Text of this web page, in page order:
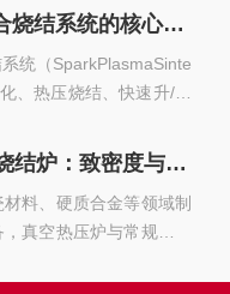
结合功能原理，深度解
。一、真空系统：营造
1800℃以上）、真空要
行中易出现钨带烧断、
控制系统漂移等典型故
续性。通过对故障机理
。钨带烧断是最常见且
氧极敏感，若炉内...
SPS放电等离子混合烧结系统的核心技术
统（SparkPlasmaSinte
、热压烧结、快速升/降
的优势，广泛应用于陶
材料等难烧结材料的制
体活化机制、脉冲电流
控制、智能化精准测控
真空热压炉vs常规烧结炉：致密度与性能对比分析
料、硬质合金等领域制
真空热压炉与常规烧结